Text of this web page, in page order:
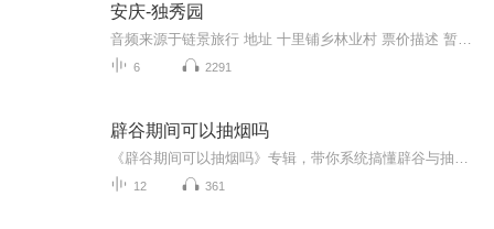
安庆-独秀园
6 2291
辟谷期间可以抽烟吗
12 361